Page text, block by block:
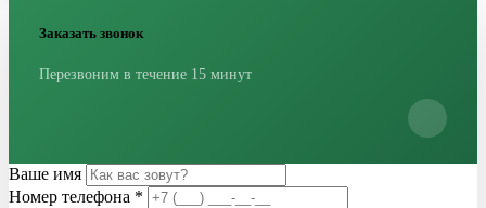
Заказать звонок
Перезвоним в течение 15 минут
Ваше имя
Номер телефона *